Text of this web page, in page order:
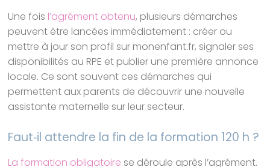
Une fois l’agrément obtenu, plusieurs démarches
peuvent être lancées immédiatement : créer ou
mettre à jour son profil sur monenfant.fr, signaler ses
disponibilités au RPE et publier une première annonce
locale. Ce sont souvent ces démarches qui
permettent aux parents de découvrir une nouvelle
assistante maternelle sur leur secteur.
Faut‑il attendre la fin de la formation 120 h ?
La formation obligatoire se déroule après l’agrément.